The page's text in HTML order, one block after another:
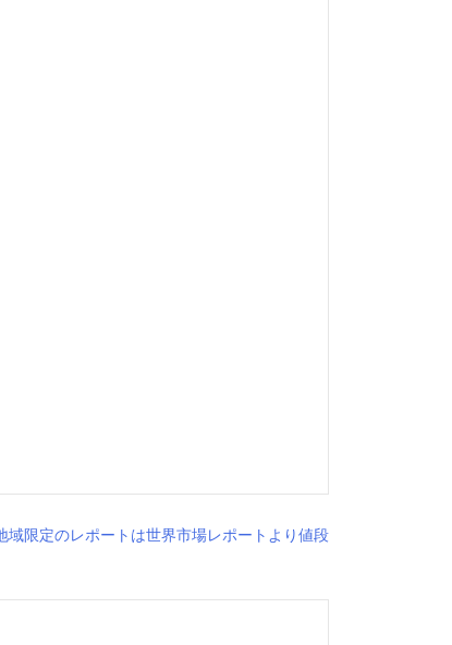
限定のレポートは世界市場レポートより値段